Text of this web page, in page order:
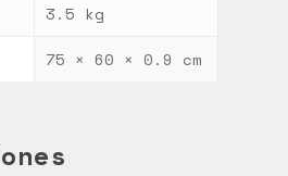
3.5 kg
75 × 60 × 0.9 cm